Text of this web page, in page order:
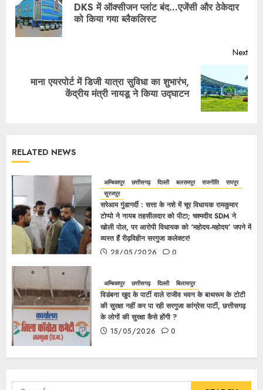
DKS में ऑक्सीजन प्लांट बंद…एजेंसी और ठेकेदार
को किया गया ब्लैकलिस्ट
Next
माना एयरपोर्ट में डिजी यात्रा सुविधा का शुभारंभ,
केंद्रीय मंत्री नायडू ने किया उद्घाटन
RELATED NEWS
अम्बिकापुर छत्तीसगढ़ दिल्ली बलरामपुर राजनीति
रायपुर
सूरजपुर
सरेआम गुंडागर्दी : सत्ता के नशे में चूर विधायक रामकुमार
टोप्पो ने नायब तहसीलदार को पीटा; चश्मदीद SDM ने
खोली पोल, पर आरोपी विधायक को ‘महोदय-महोदय’ जपने में
व्यस्त हैं रीढ़विहीन सरगुजा कलेक्टर!
28/05/2026
0
अम्बिकापुर छत्तीसगढ़ दिल्ली बिलासपुर
विडंबना खुद के पार्टी वाले राजीव भवन के बाथरूम के टोटी
की सुरक्षा नहीं कर पा रही सरगुजा कांग्रेस पार्टी, छत्तीसगढ़
के लोगों की सुरक्षा कैसे होंगी ?
15/05/2026
0